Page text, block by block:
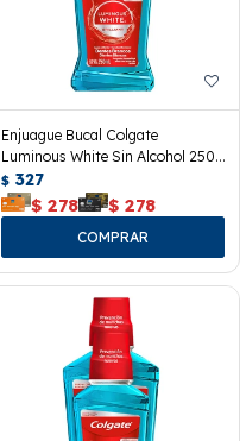
Enjuague Bucal Colgate
Luminous White Sin Alcohol 250
Ml.
$ 327
$ 278 $ 278